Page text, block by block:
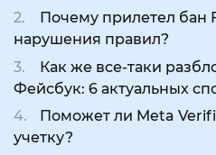
Почему прилетел бан
нарушения правил?
Как же все-таки
Фейсбук: 6 актуальных
Поможет ли Meta
учетку?